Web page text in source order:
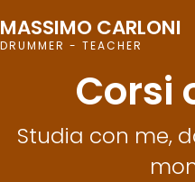
MASSIMO CARLONI
DRUMMER - TEACHER
Corsi
Studia con me,